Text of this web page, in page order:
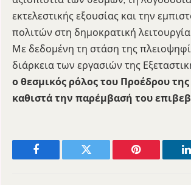
εκτελεστικής εξουσίας και την
πολιτών στη δημοκρατική
Με δεδομένη τη στάση της
διάρκεια των εργασιών της
ο θεσμικός ρόλος του Προέδρου
καθιστά την παρέμβασή του
Facebook Twitter Pinterest